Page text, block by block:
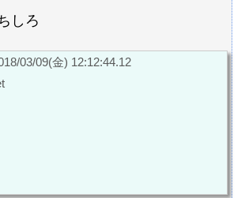
しろ
03/09(金) 12:12:44.12